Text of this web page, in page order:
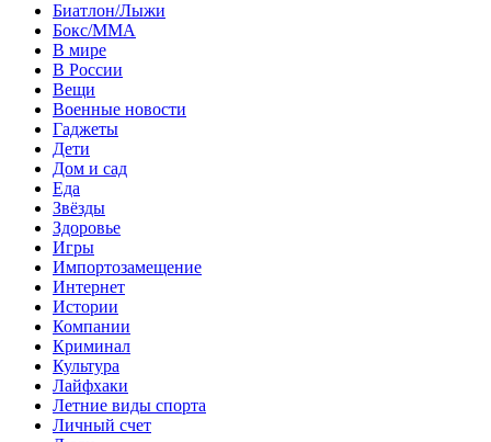
Биатлон/Лыжи
Бокс/MMA
В мире
В России
Вещи
Военные новости
Гаджеты
Дети
Дом и сад
Еда
Звёзды
Здоровье
Игры
Импортозамещение
Интернет
Истории
Компании
Криминал
Культура
Лайфхаки
Летние виды спорта
Личный счет